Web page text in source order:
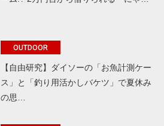
OUTDOOR
【自由研究】ダイソーの「お魚計測ケー
ス」と「釣り用活かしバケツ」で夏休み
の思…